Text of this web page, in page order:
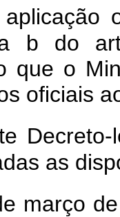
b do
que o
oficiais
as
março